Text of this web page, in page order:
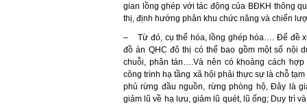
gian lồng ghép với tác động của BĐKH thông
thị, định hướng phân khu chức năng và chiến
– Từ đó, cụ thể hóa, lồng ghép hóa…. Để đề
đồ án QHC đô thị có thể bao gồm một số nội
chuỗi, phân tán….Và nên có khoảng cách
công trình hạ tầng xã hội phải thực sự là chỗ
phủ rừng đầu nguồn, rừng phòng hộ, Đây là
giảm lũ về hạ lưu, giảm lũ quét, lũ ống; Duy trì